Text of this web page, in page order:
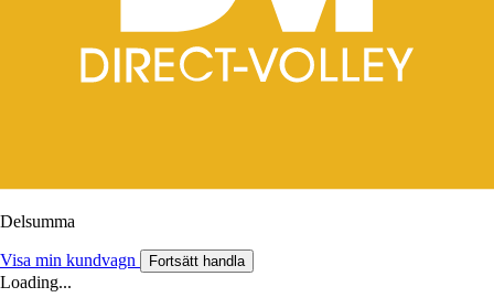
Delsumma
Visa min kundvagn Fortsätt handla
Loading...